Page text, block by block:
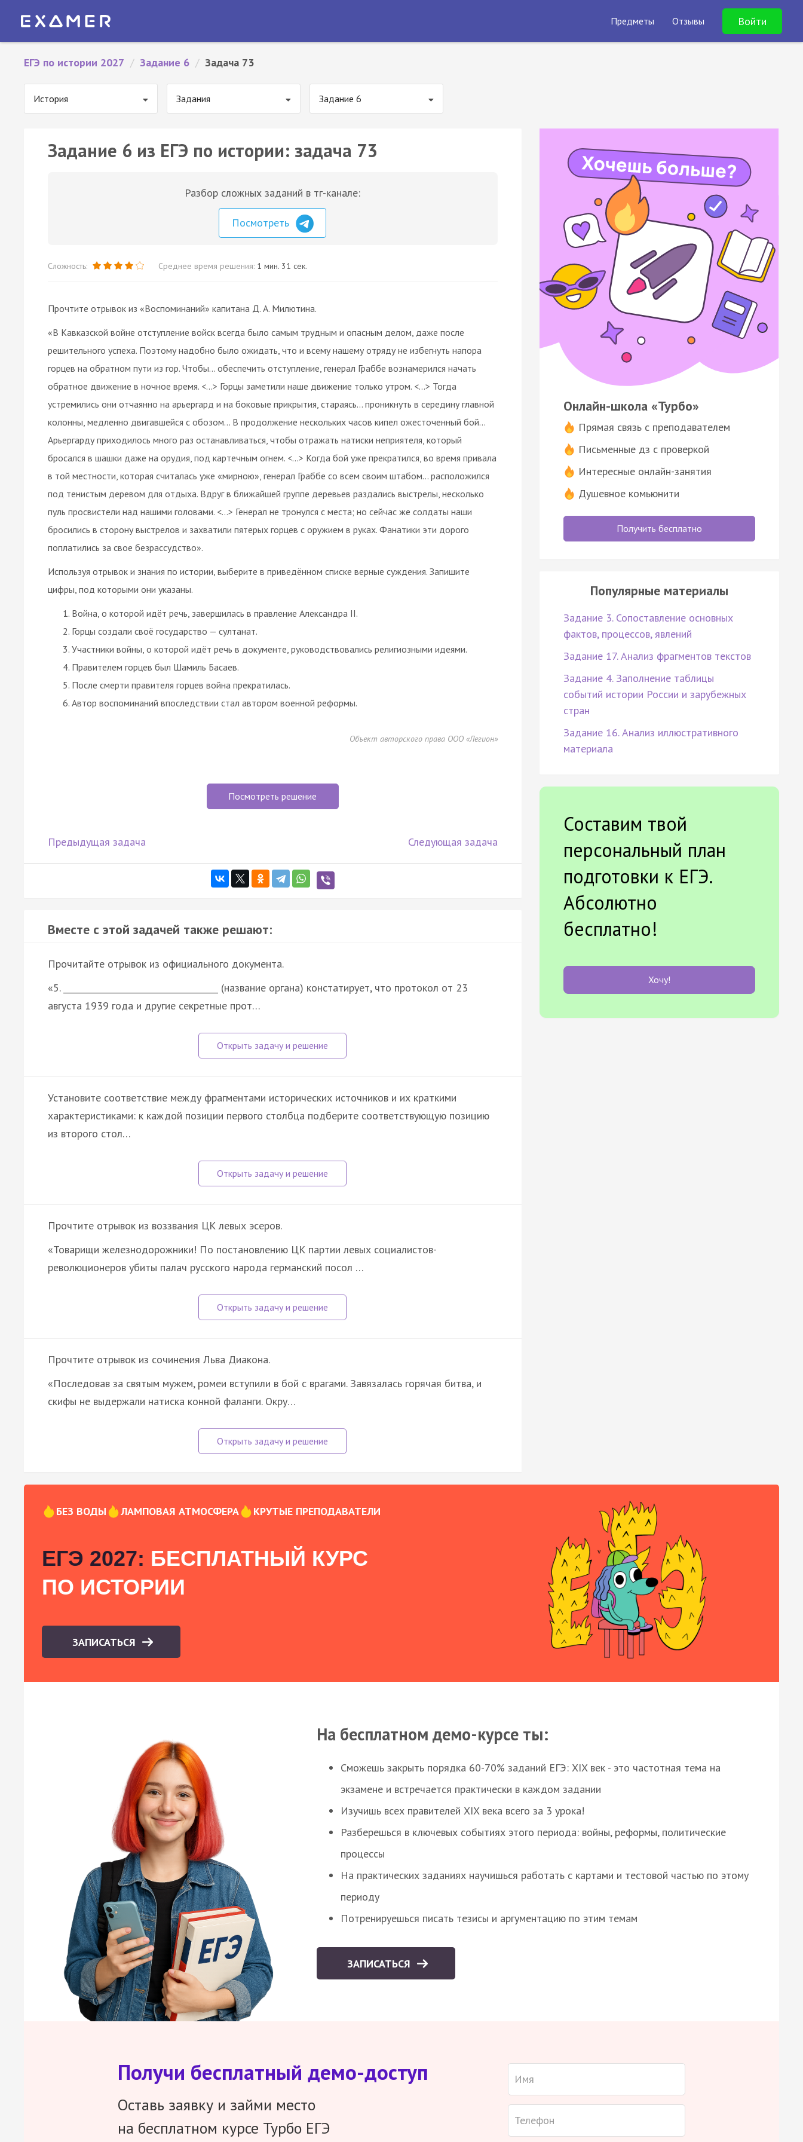
Предметы Отзывы Войти
ЕГЭ по истории 2027 / Задание 6 / Задача 73
История Задания Задание 6
Задание 6 из ЕГЭ по истории: задача 73
Разбор сложных заданий в тг-канале:
Посмотреть
Сложность: Среднее время решения: 1 мин. 31 сек.
Прочтите отрывок из «Воспоминаний» капитана Д. А. Милютина.
«В Кавказской войне отступление войск всегда было самым трудным и опасным делом, даже после
решительного успеха. Поэтому надобно было ожидать, что и всему нашему отряду не избегнуть напора
горцев на обратном пути из гор. Чтобы… обеспечить отступление, генерал Граббе вознамерился начать
обратное движение в ночное время. <…> Горцы заметили наше движение только утром. <…> Тогда
устремились они отчаянно на арьергард и на боковые прикрытия, стараясь… проникнуть в середину главной
колонны, медленно двигавшейся с обозом… В продолжение нескольких часов кипел ожесточенный бой…
Арьергарду приходилось много раз останавливаться, чтобы отражать натиски неприятеля, который
бросался в шашки даже на орудия, под картечным огнем. <…> Когда бой уже прекратился, во время привала
в той местности, которая считалась уже «мирною», генерал Граббе со всем своим штабом… расположился
под тенистым деревом для отдыха. Вдруг в ближайшей группе деревьев раздались выстрелы, несколько
пуль просвистели над нашими головами. <…> Генерал не тронулся с места; но сейчас же солдаты наши
бросились в сторону выстрелов и захватили пятерых горцев с оружием в руках. Фанатики эти дорого
поплатились за свое безрассудство».
Используя отрывок и знания по истории, выберите в приведённом списке верные суждения. Запишите
цифры, под которыми они указаны.
Война, о которой идёт речь, завершилась в правление Александра II.
Горцы создали своё государство — султанат.
Участники войны, о которой идёт речь в документе, руководствовались религиозными идеями.
Правителем горцев был Шамиль Басаев.
После смерти правителя горцев война прекратилась.
Автор воспоминаний впоследствии стал автором военной реформы.
Объект авторского права ООО «Легион»
Посмотреть решение
Предыдущая задача Следующая задача
Вместе с этой задачей также решают:
Прочитайте отрывок из официального документа.
«5. _____________________________________ (название органа) констатирует, что протокол от 23
августа 1939 года и другие секретные прот…
Установите соответствие между фрагментами исторических источников и их краткими
характеристиками: к каждой позиции первого столбца подберите соответствующую позицию
из второго стол…
Прочтите отрывок из воззвания ЦК левых эсеров.
«Товарищи железнодорожники! По постановлению ЦК партии левых социалистов-
революционеров убиты палач русского народа германский посол …
Прочтите отрывок из сочинения Льва Диакона.
«Последовав за святым мужем, ромеи вступили в бой с врагами. Завязалась горячая битва, и
скифы не выдержали натиска конной фаланги. Окру…
Онлайн-школа «Турбо»
Прямая связь с преподавателем
Письменные дз с проверкой
Интересные онлайн-занятия
Душевное комьюнити
Получить бесплатно
Популярные материалы
Задание 3. Сопоставление основных
фактов, процессов, явлений
Задание 17. Анализ фрагментов текстов
Задание 4. Заполнение таблицы
событий истории России и зарубежных
стран
Задание 16. Анализ иллюстративного
материала
Составим твой
персональный план
подготовки к ЕГЭ.
Абсолютно
бесплатно!
Хочу!
БЕЗ ВОДЫ ЛАМПОВАЯ АТМОСФЕРА КРУТЫЕ ПРЕПОДАВАТЕЛИ
ЕГЭ 2027: БЕСПЛАТНЫЙ КУРС
ПО ИСТОРИИ
ЗАПИСАТЬСЯ
На бесплатном демо-курсе ты:
Сможешь закрыть порядка 60-70% заданий ЕГЭ: XIX век - это частотная тема на
экзамене и встречается практически в каждом задании
Изучишь всех правителей XIX века всего за 3 урока!
Разберешься в ключевых событиях этого периода: войны, реформы, политические
процессы
На практических заданиях научишься работать с картами и тестовой частью по этому
периоду
Потренируешься писать тезисы и аргументацию по этим темам
ЗАПИСАТЬСЯ
Получи бесплатный демо-доступ
Оставь заявку и займи место
на бесплатном курсе Турбо ЕГЭ